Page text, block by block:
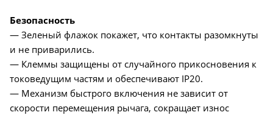
Безопасность
— Зеленый флажок покажет, что контакты разомкнуты
и не приварились.
— Клеммы защищены от случайного прикосновения к
токоведущим частям и обеспечивают IP20.
— Механизм быстрого включения не зависит от
скорости перемещения рычага, сокращает износ